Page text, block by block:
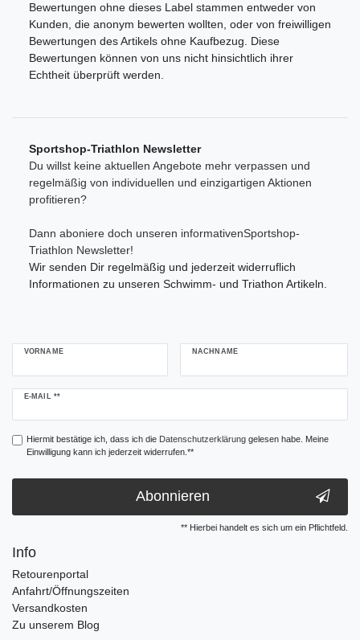
Bewertungen ohne dieses Label stammen entweder von
Kunden, die anonym bewerten wollten, oder von freiwilligen
Bewertungen des Artikels ohne Kaufbezug. Diese
Bewertungen können von uns nicht hinsichtlich ihrer
Echtheit überprüft werden.
Sportshop-Triathlon Newsletter
Du willst keine aktuellen Angebote mehr verpassen und
regelmäßig von individuellen und einzigartigen Aktionen
profitieren?
Dann aboniere doch unseren informativenSportshop-
Triathlon Newsletter!
Wir senden Dir regelmäßig und jederzeit widerruflich
Informationen zu unseren Schwimm- und Triathon Artikeln.
VORNAME NACHNAME
E-MAIL **
Newsletter
Hiermit bestätige ich, dass ich die Daten­schutz­erklärunggelesen habe. Meine
Einwilligung kann ich jederzeit widerrufen.**
Abonnieren
** Hierbei handelt es sich um ein Pflichtfeld.
Info
Retourenportal
Anfahrt/Öffnungszeiten
Versandkosten
Zu unserem Blog